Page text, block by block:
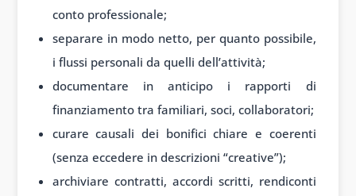
conto professionale;
separare in modo netto, per quanto possibile,
i flussi personali da quelli dell’attività;
documentare in anticipo i rapporti di
finanziamento tra familiari, soci, collaboratori;
curare causali dei bonifici chiare e coerenti
(senza eccedere in descrizioni “creative”);
archiviare contratti, accordi scritti, rendiconti